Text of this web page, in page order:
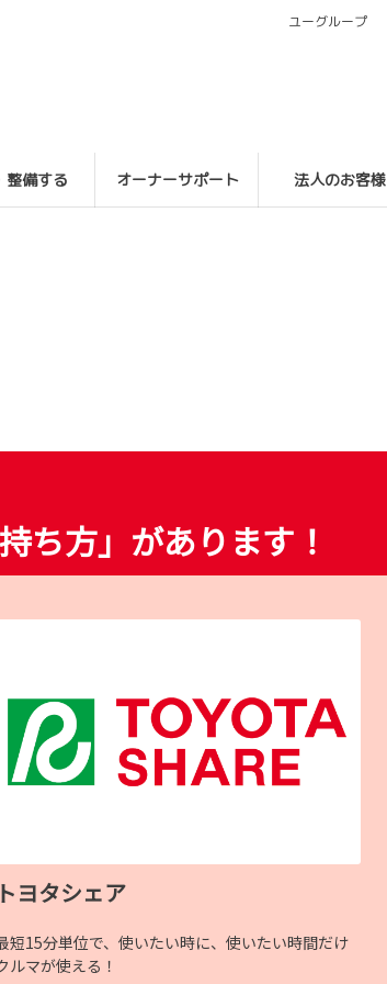
整備する オーナーサポート 法人のお客様
ユーグループ
ち方」があります！
トヨタシェア
短15分単位で、使いたい時に、使いたい時間だけ
ルマが使える！